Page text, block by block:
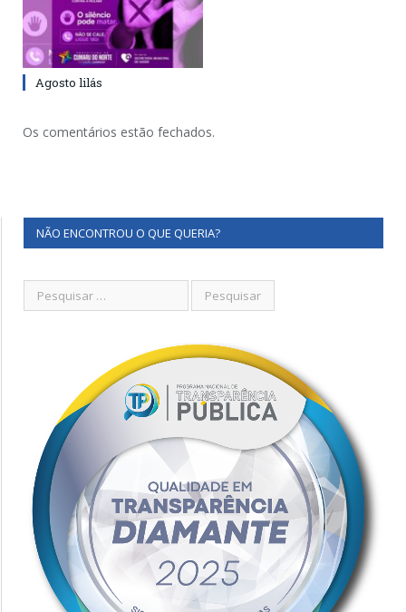
Agosto lilás
Os comentários estão fechados.
NÃO ENCONTROU O QUE QUERIA?